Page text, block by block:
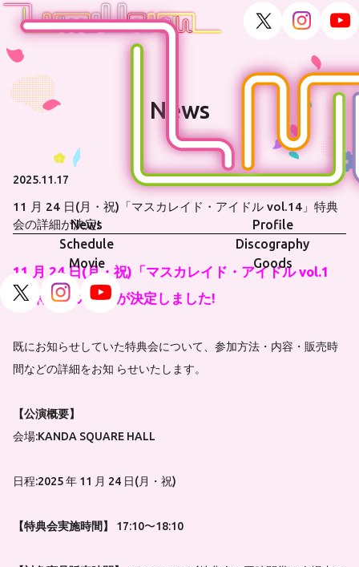
News
Profile
Schedule
Discography
Movie
Goods
News
2025.11.17
11 月 24 日(月・祝)「マスカレイド・アイドル vol.14」特典
会の詳細が決定!
11 月 24 日(月・祝)「マスカレイド・アイドル vol.1
4」特典会の詳細が決定しました!
既にお知らせしていた特典会について、参加方法・内容・販売時
間などの詳細をお知 らせいたします。
【公演概要】
会場:KANDA SQUARE HALL
日程:2025 年 11 月 24 日(月・祝)
【特典会実施時間】 17:10〜18:10